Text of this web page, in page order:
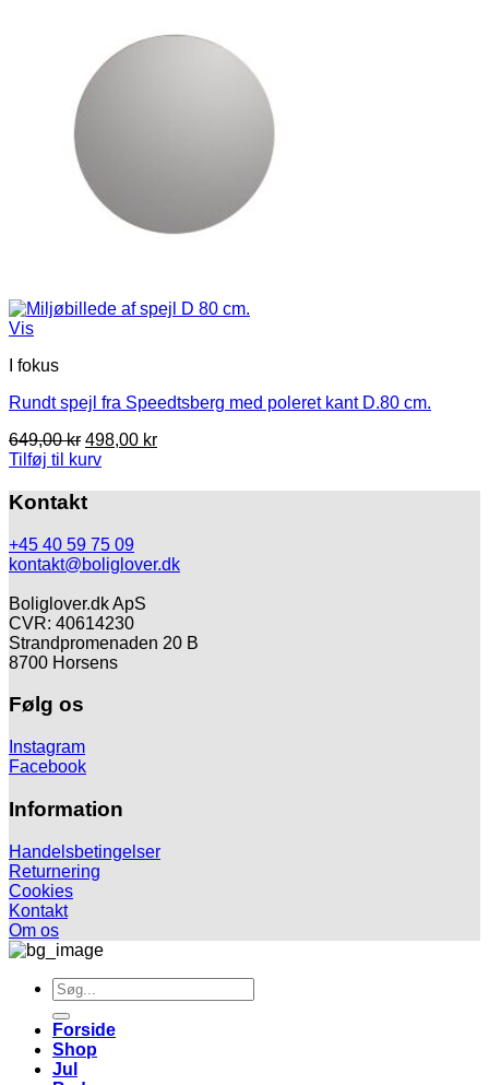
Vis
I fokus
Rundt spejl fra Speedtsberg med poleret kant D.80 cm.
649,00kr Den
oprindelige
var:
498,00 krDen
Tilføj til kurv
Kontakt
+45 40 59 75 09
kontakt@boliglover.dk
Boliglover.dk ApS
CVR: 40614230
Strandpromenaden 20 B
8700 Horsens
Følg os
Instagram
Facebook
Information
Handelsbetingelser
Returnering
Cookies
Kontakt
Om os
Søg
efter:
Forside
Shop
Jul